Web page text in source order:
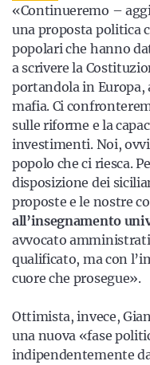
«Continueremo –
una proposta politica
popolari che hanno
a scrivere la
portandola in Europa,
mafia. Ci
sulle riforme e la
investimenti. Noi,
popolo che ci riesca.
disposizione dei
proposte e le nostre
all’insegnamento
avvocato
qualificato, ma con
cuore che prosegue».
Ottimista, invece,
una nuova «fase
indipendentemente